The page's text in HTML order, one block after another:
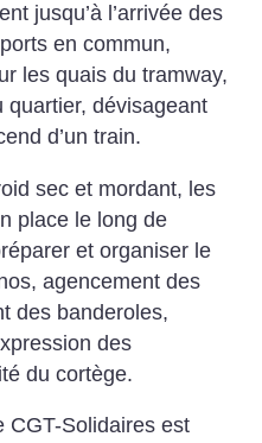
jusqu’à l’arrivée des
en commun,
les quais du tramway,
quartier, dévisageant
d’un train.
sec et mordant, les
place le long de
et organiser le
agencement des
des banderoles,
des
du cortège.
CGT-Solidaires est